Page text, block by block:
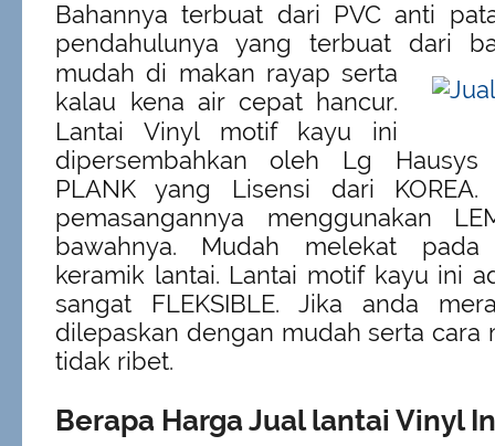
Bahannya terbuat dari PVC anti
pendahulunya yang terbuat dari
mudah di makan rayap serta
kalau kena air cepat hancur.
Lantai Vinyl motif kayu ini
dipersembahkan oleh Lg Hausys
PLANK yang Lisensi dari
pemasangannya menggunakan
bawahnya. Mudah melekat
keramik lantai. Lantai motif kayu ini
sangat FLEKSIBLE. Jika anda
dilepaskan dengan mudah serta cara
tidak ribet.
Berapa Harga Jual lantai Vinyl